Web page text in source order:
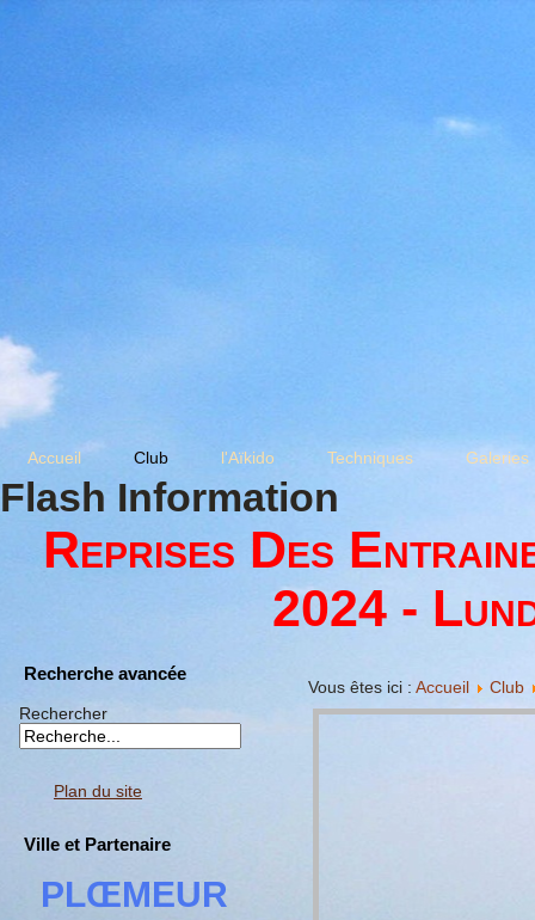
Accueil Club l'Aïkido Techniques Galeries
Flash Information
Reprises Des
2024 -
Recherche avancée
Rechercher
Plan du site
Ville et Partenaire
PLŒMEUR
Vous êtes ici : Accueil Club